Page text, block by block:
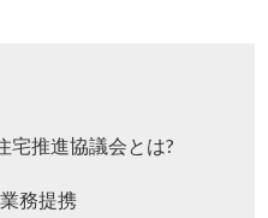
宅推進協議会とは?
務提携